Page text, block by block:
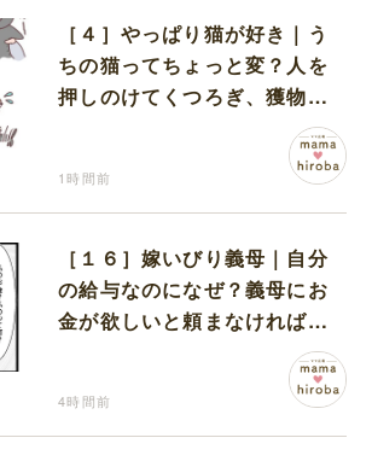
［４］やっぱり猫が好き｜う
ちの猫ってちょっと変？人を
押しのけてくつろぎ、獲物に
も物怖じしない鋼のハート
1時間前
［１６］嫁いびり義母｜自分
の給与なのになぜ？義母にお
金が欲しいと頼まなければな
4時間前